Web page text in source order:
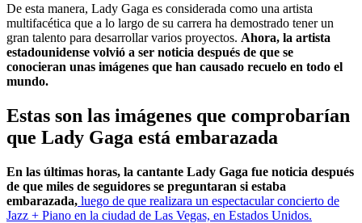
De esta manera, Lady Gaga es considerada como una artista
multifacética que a lo largo de su carrera ha demostrado tener un
gran talento para desarrollar varios proyectos. Ahora, la artista
estadounidense volvió a ser noticia después de que se
conocieran unas imágenes que han causado recuelo en todo el
mundo.
Estas son las imágenes que comprobarían
que Lady Gaga está embarazada
En las últimas horas, la cantante Lady Gaga fue noticia después
de que miles de seguidores se preguntaran si estaba
embarazada, luego de que realizara un espectacular concierto de
Jazz + Piano en la ciudad de Las Vegas, en Estados Unidos.